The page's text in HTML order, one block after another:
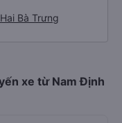
Bà Trưng
xe từ Nam Định